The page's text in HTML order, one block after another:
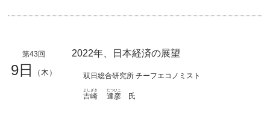
第43回
9日 （木）
2022年、日本経済の展望
双日総合研究所 チーフエコノミスト
吉崎
よしざき
達彦
たつひこ
氏